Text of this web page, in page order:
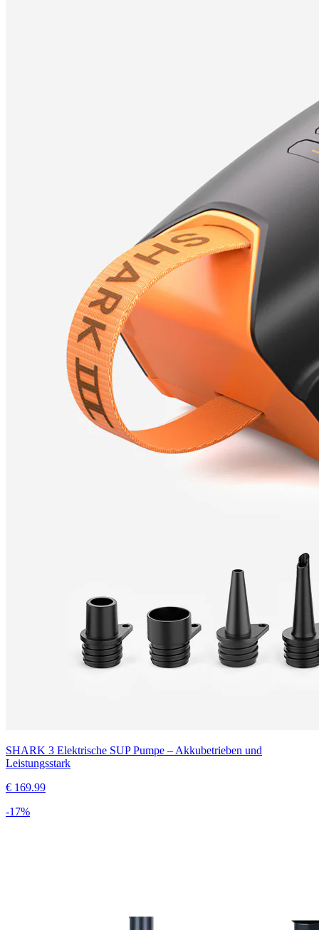
SHARK 3 Elektrische SUP Pumpe – Akkubetrieben und
Leistungsstark
€ 169.99
-17%